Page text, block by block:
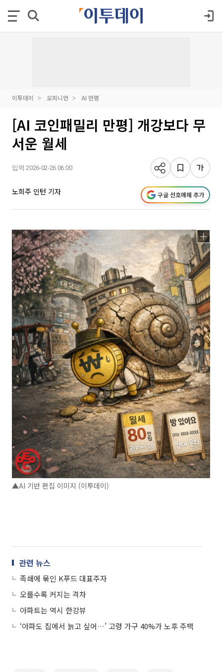
이투데이 오피니언 AI 만평
[AI 코인패밀리 만평] 개강보다 무
서운 월세
입력 2026-02-26 06:00
노희주 인턴 기자 구글 선호매체 추가
▲AI 기반 편집 이미지 (이투데이)
관련 뉴스
족쇄에 묶인 K푸드 대표주자
오를수록 커지는 격차
아파트는 역시 한강뷰
‘아파도 집에서 늙고 싶어…’ 고령 가구 40%가 노후 주택